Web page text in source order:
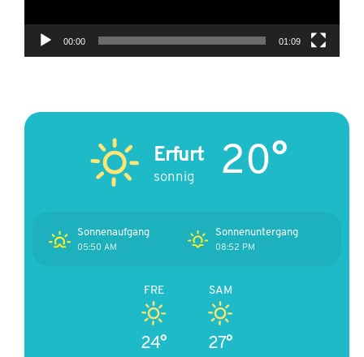
00:00 01:09
Erfurt
sonnig 20°
Sonnenaufgang
05:50 AM
Sonnenuntergang
08:52 PM
FRE
24°
SAM
27°